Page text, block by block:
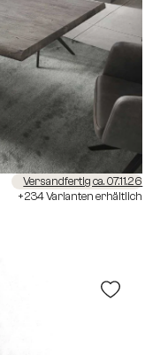
Versandfertig ca. 07.11.26
+234 Varianten erhältlich